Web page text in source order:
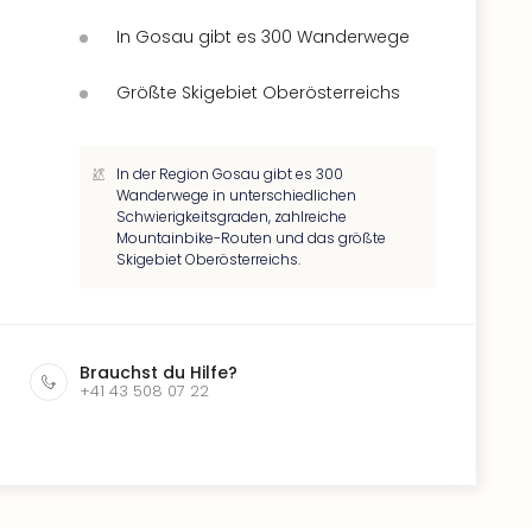
In Gosau gibt es 300 Wanderwege
Größte Skigebiet Oberösterreichs
In der Region Gosau gibt es 300
Wanderwege in unterschiedlichen
Schwierigkeitsgraden, zahlreiche
Mountainbike-Routen und das größte
Skigebiet Oberösterreichs.
Brauchst du Hilfe?
+41 43 508 07 22